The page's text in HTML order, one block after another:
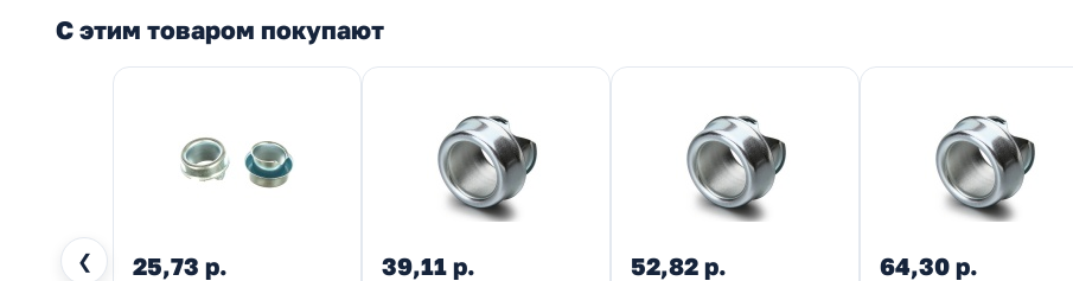
С этим товаром покупают
❮ 25,73 р. 39,11 р. 52,82 р. 64,30 р.